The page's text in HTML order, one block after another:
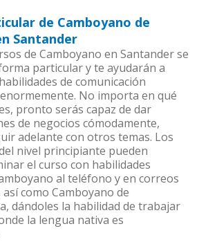
de Camboyano de
Santander
de Camboyano en Santander se
particular y te ayudarán a
de comunicación
No importa en qué
pronto serás capaz de dar
de negocios cómodamente,
adelante con otros temas. Los
nivel principiante pueden
el curso con habilidades
al teléfono y en correos
como Camboyano de
dándoles la habilidad de trabajar
la lengua nativa es